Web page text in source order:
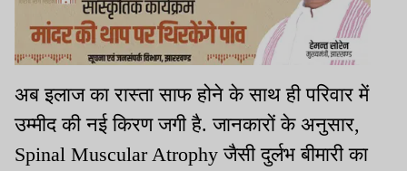
अब इलाज का रास्ता साफ होने के साथ ही परिवार में
उम्मीद की नई किरण जगी है. जानकारों के अनुसार,
Spinal Muscular Atrophy जैसी दुर्लभ बीमारी का